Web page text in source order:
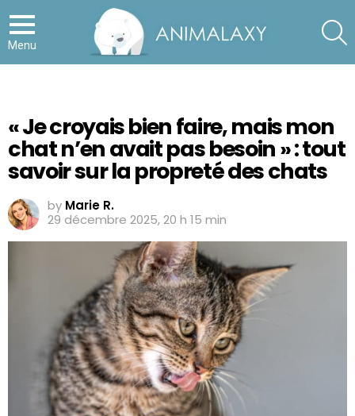
Menu
« Je croyais bien faire, mais mon
chat n’en avait pas besoin » : tout
savoir sur la propreté des chats
by Marie R.
29 décembre 2025, 20 h 15 min